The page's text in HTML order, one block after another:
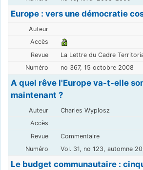
Europe : vers une démocratie
La Lettre du Cadre
no 367, 15 octobre 2008
A quel rêve l'Europe va-t-elle
maintenant ?
Charles Wyplosz
Commentaire
Vol. 31, no 123, automne
Le budget communautaire :